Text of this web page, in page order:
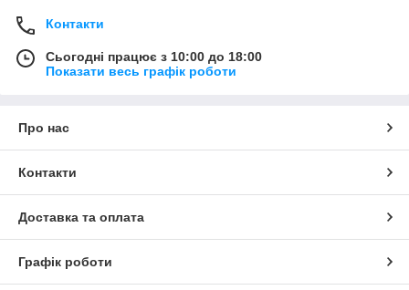
Контакти
Сьогодні працює з 10:00 до 18:00
Показати весь графік роботи
Про нас
Контакти
Доставка та оплата
Графік роботи